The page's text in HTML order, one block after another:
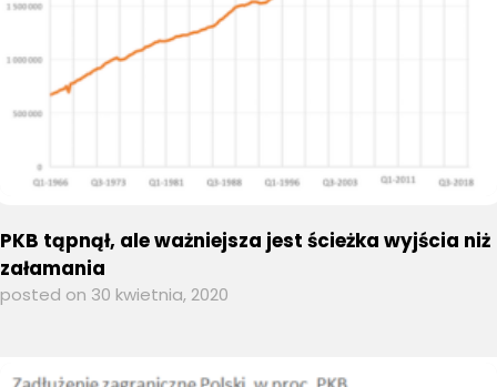
PKB tąpnął, ale ważniejsza jest ścieżka wyjścia niż
załamania
posted on 30 kwietnia, 2020